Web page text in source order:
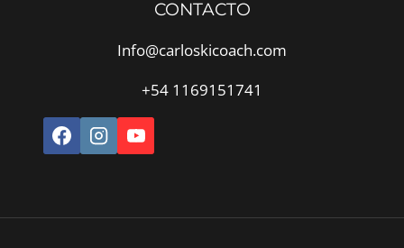
CONTACTO
Info@carloskicoach.com
+54 1169151741